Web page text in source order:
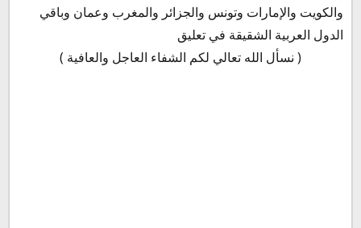
والكويت والإمارات وتونس والجزائر والمغرب وعمان وباقي
الدول العربية الشقيقة في تعليق
( نسأل الله تعالي لكم الشفاء العاجل والعافية )